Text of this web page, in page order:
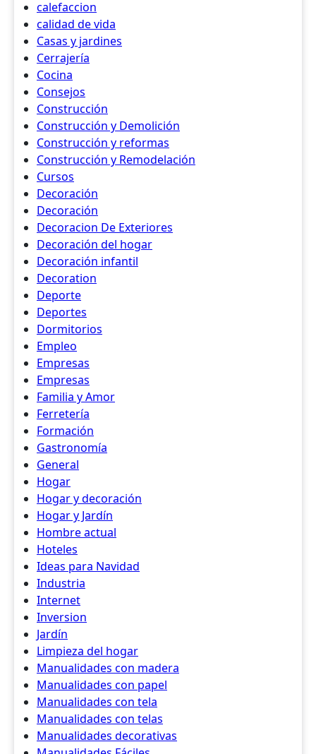
calefaccion
calidad de vida
Casas y jardines
Cerrajería
Cocina
Consejos
Construcción
Construcción y Demolición
Construcción y reformas
Construcción y Remodelación
Cursos
Decoración
Decoración
Decoracion De Exteriores
Decoración del hogar
Decoración infantil
Decoration
Deporte
Deportes
Dormitorios
Empleo
Empresas
Empresas
Familia y Amor
Ferretería
Formación
Gastronomía
General
Hogar
Hogar y decoración
Hogar y Jardín
Hombre actual
Hoteles
Ideas para Navidad
Industria
Internet
Inversion
Jardín
Limpieza del hogar
Manualidades con madera
Manualidades con papel
Manualidades con tela
Manualidades con telas
Manualidades decorativas